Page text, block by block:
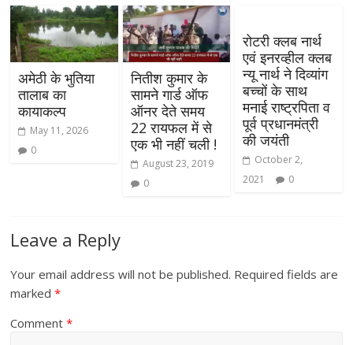
अमेठी के भुतिया
तालाब का
कायाकल्प
May 11, 2026
0
नितीश कुमार के
सामने गार्ड ऑफ
ऑनर देते समय
22 रायफल में से
एक भी नहीं चली !
August 23, 2019
0
रोटरी क्लब नार्थ
एवं इनरव्हील क्लब
न्यू नार्थ ने दिव्यांग
बच्चों के साथ
मनाई राष्ट्रपिता व
पूर्व प्रधानमंत्री
की जयंती
October 2,
2021
0
Leave a Reply
Your email address will not be published. Required fields are
marked*
Comment*